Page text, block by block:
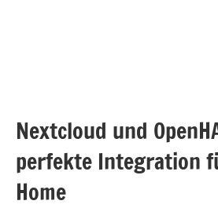
Nextcloud und
perfekte Integration
Home